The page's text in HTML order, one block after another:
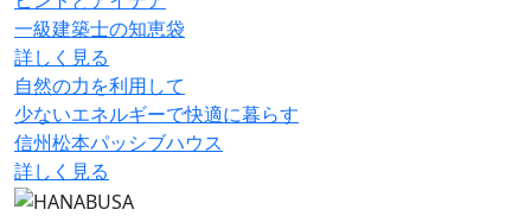
一級建築士の知恵袋
詳しく見る
自然の力を利用して
少ないエネルギーで快適に暮らす
信州松本パッシブハウス
詳しく見る